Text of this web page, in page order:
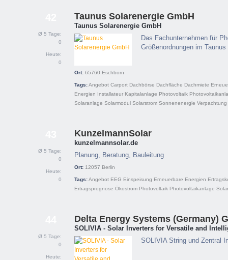
Ø 5 Tage:
0
Heute:
0
Taunus Solarenergie GmbH
Taunus Solarenergie GmbH
Das Fachunternehmen für
Größenordnungen im
Ort: 65760 Eschborn
Tags:Angebot Carport Dachbörse Dachfläche Dachmiete
Energien Installateur Kapitalanlage Photovoltaik
Solaranlage Solarmodul Solarstrom Sonnenenergie Verpachtung
Ø 5 Tage:
0
Heute:
0
KunzelmannSolar
kunzelmannsolar.de
Planung, Beratung, Bauleitung
Ort: 12057 Berlin
Tags:Angebot EEG Einspeisung Erneuerbare Energien
Ertragsprognose Ökostrom Photovoltaik Photovoltaikanlage
Ø 5 Tage:
0
Heute:
Delta Energy Systems (Germany)
SOLIVIA - Solar Inverters for Versatile and
SOLIVIA String und Zentral